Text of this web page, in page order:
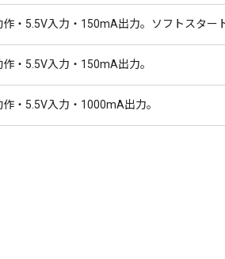
作・5.5V入力・150mA出力。ソフトスター
作・5.5V入力・150mA出力。
作・5.5V入力・1000mA出力。